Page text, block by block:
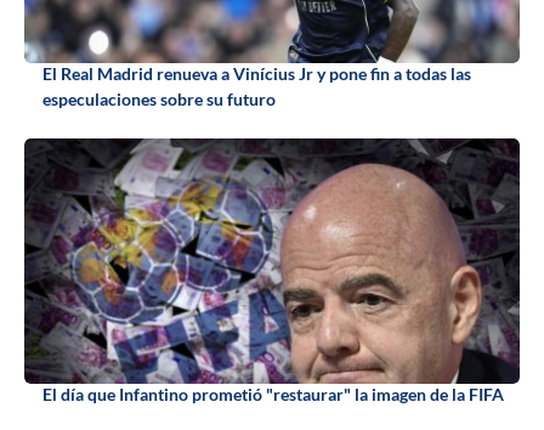
El Real Madrid renueva a Vinícius Jr y pone fin a todas las
especulaciones sobre su futuro
El día que Infantino prometió "restaurar" la imagen de la FIFA